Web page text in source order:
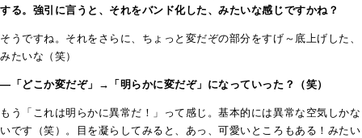
する。強引に言うと、それをバンド化した、みたいな感じですかね？
そうですね。それをさらに、ちょっと変だぞの部分をすげ～底上げした、
みたいな（笑）
―「どこか変だぞ」→「明らかに変だぞ」になっていった？（笑）
もう「これは明らかに異常だ！」って感じ。基本的には異常な空気しかな
いです（笑）。目を凝らしてみると、あっ、可愛いところもある！みたい